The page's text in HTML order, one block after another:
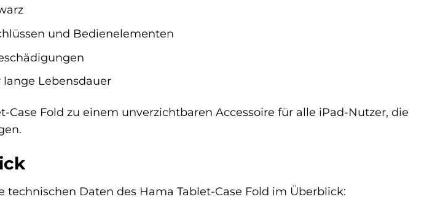
und Bedienelementen
Lebensdauer
Case Fold zu einem unverzichtbaren Accessoire für alle iPad-Nutzer, die
technischen Daten des Hama Tablet-Case Fold im Überblick: